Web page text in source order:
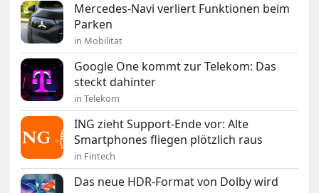
Mercedes-Navi verliert Funktionen beim
Parken
in Mobilität
Google One kommt zur Telekom: Das
steckt dahinter
in Telekom
ING zieht Support-Ende vor: Alte
Smartphones fliegen plötzlich raus
in Fintech
Das neue HDR-Format von Dolby wird